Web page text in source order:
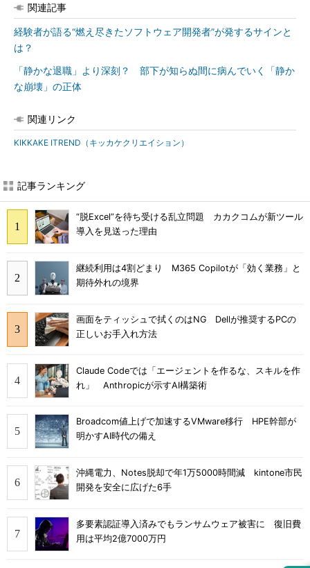
関連記事
経験者が語る“燃え尽きたソフトウェア開発者”が発するサインと
は？
「静かな退職」より深刻？ 部下が知らぬ間に病んでいく「静か
な崩壊」の正体
関連リンク
KIKKAKE ITREND（キッカケクリエイション）
記事ランキング
“脱Excel”を待ち受ける乱立問題 カカクコムが新ツール
導入を見送った理由
継続利用は4割どまり M365 Copilotが「効く業務」と
期待外れの境界
画面をティッシュで拭くのはNG Dellが推奨するPCの
正しいお手入れ方法
Claude Codeでは「エージェントを作るな、スキルを作
れ」 Anthropicが示すAI構築術
Broadcom値上げで加速するVMware移行 HPE幹部が
明かすAI時代の備え
沖縄電力、Notes脱却で年1万5000時間減 kintone市民
開発を安全に広げた6手
多要素認証導入済みでもランサムウェア被害に 復旧費
用は平均2億7000万円